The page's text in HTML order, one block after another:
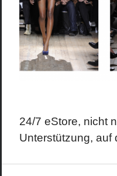
24/7 eStore, nicht
Unterstützung, auf